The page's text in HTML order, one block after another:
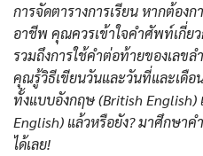
การจัดตารางการเรียน หากต้องก
อาชีพ คุณควรเข้าใจคำศัพท์เกี่ย
รวมถึงการใช้คำต่อท้ายของเลข
คุณรู้วิธีเขียนวันและวันที่และเดื
ทั้งแบบอังกฤษ (British English)
English) แล้วหรือยัง? มาศึกษาค
ได้เลย!